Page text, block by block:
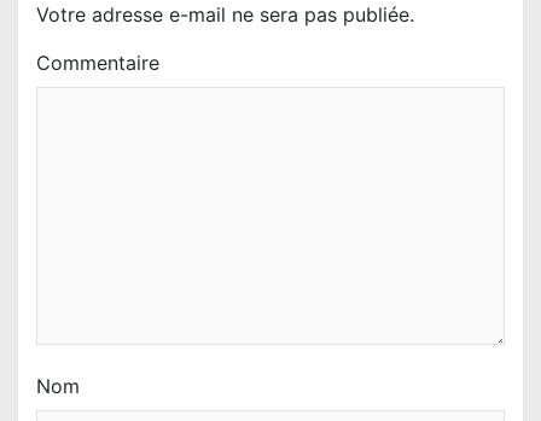
Votre adresse e-mail ne sera pas publiée.
Commentaire
Nom